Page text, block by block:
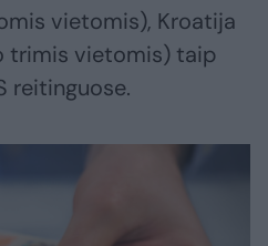
vietomis), Kroatija
trimis vietomis) taip
reitinguose.